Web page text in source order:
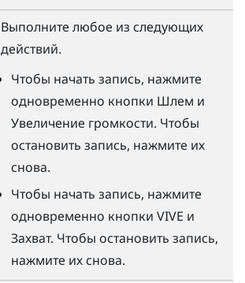
Выполните любое из следующих
действий.
Чтобы начать запись, нажмите
одновременно кнопки Шлем и
Увеличение громкости. Чтобы
остановить запись, нажмите их
снова.
Чтобы начать запись, нажмите
одновременно кнопки VIVE и
Захват. Чтобы остановить запись,
нажмите их снова.